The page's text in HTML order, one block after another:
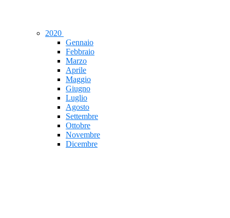
2020
Gennaio
Febbraio
Marzo
Aprile
Maggio
Giugno
Luglio
Agosto
Settembre
Ottobre
Novembre
Dicembre